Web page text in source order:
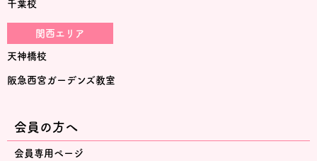
千葉校
関西エリア
天神橋校
阪急西宮ガーデンズ教室
会員の方へ
会員専用ページ